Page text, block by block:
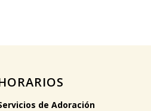
de Adoración